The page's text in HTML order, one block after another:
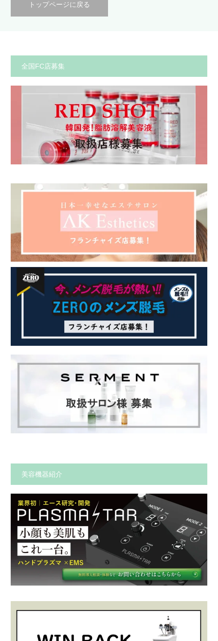
トップページに戻る
全国FC店募集
美容機器紹介